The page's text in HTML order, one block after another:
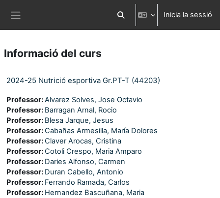
Commuta l'entrada de la cerca
Inicia la sessió
Informació del curs
2024-25 Nutrició esportiva Gr.PT-T (44203)
Professor:Alvarez Solves, Jose Octavio
Professor: Barragan Arnal, Rocio
Professor: Blesa Jarque, Jesus
Professor:Cabañas Armesilla, María Dolores
Professor:Claver Arocas, Cristina
Professor:Cotoli Crespo, Maria Amparo
Professor: Daries Alfonso, Carmen
Professor: Duran Cabello, Antonio
Professor: Ferrando Ramada, Carlos
Professor: Hernandez Bascuñana, Maria